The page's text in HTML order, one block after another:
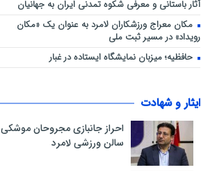
آثار باستانی و معرفی شکوه تمدنی ایران به جهانیان
مکان معراج ورزشکاران لامرد به عنوان یک «مکان
رویداد» در مسیر ثبت ملی
حافظیه؛ میزبان نمایشگاه ایستاده در غبار
ایثار و شهادت
احراز جانبازی مجروحان موشکی
سالن ورزشی لامرد